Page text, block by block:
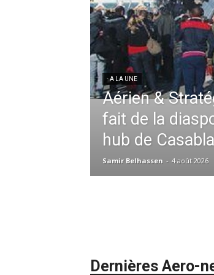
- A LA UNE
Une
Zahidi
Samir Belhassen - 24 juillet 2026
Dernières Aero-